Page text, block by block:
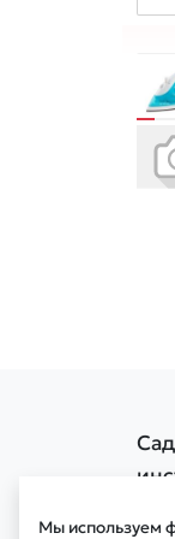
Мы используем